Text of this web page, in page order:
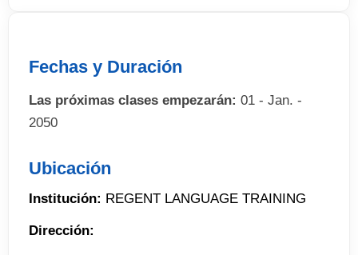
Fechas y Duración
Las próximas clases empezarán: 01 - Jan. -
2050
Ubicación
Institución: REGENT LANGUAGE TRAINING
Dirección: